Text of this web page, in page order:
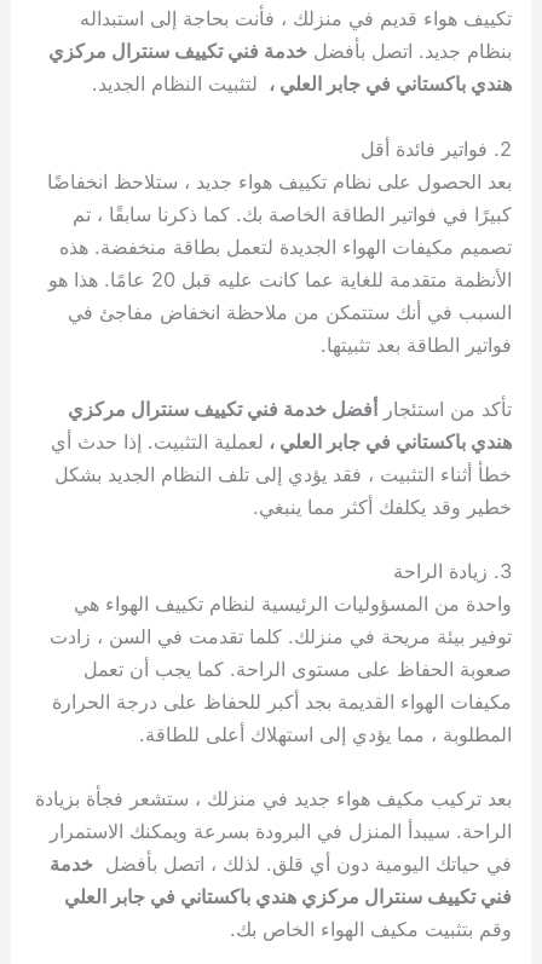
تكييف هواء قديم في منزلك ، فأنت بحاجة إلى استبداله
بنظام جديد. اتصل بأفضلخدمة فني تكييف سنترال مركزي
هندي باكستاني في جابر العلي ، لتثبيت النظام الجديد.
2. فواتير فائدة أقل
بعد الحصول على نظام تكييف هواء جديد ، ستلاحظ انخفاضًا
كبيرًا في فواتير الطاقة الخاصة بك. كما ذكرنا سابقًا ، تم
تصميم مكيفات الهواء الجديدة لتعمل بطاقة منخفضة. هذه
الأنظمة متقدمة للغاية عما كانت عليه قبل 20 عامًا. هذا هو
السبب في أنك ستتمكن من ملاحظة انخفاض مفاجئ في
فواتير الطاقة بعد تثبيتها.
تأكد من استئجارأفضل خدمة فني تكييف سنترال مركزي
هندي باكستاني في جابر العلي ، لعملية التثبيت. إذا حدث أي
خطأ أثناء التثبيت ، فقد يؤدي إلى تلف النظام الجديد بشكل
خطير وقد يكلفك أكثر مما ينبغي.
3. زيادة الراحة
واحدة من المسؤوليات الرئيسية لنظام تكييف الهواء هي
توفير بيئة مريحة في منزلك. كلما تقدمت في السن ، زادت
صعوبة الحفاظ على مستوى الراحة. كما يجب أن تعمل
مكيفات الهواء القديمة بجد أكبر للحفاظ على درجة الحرارة
المطلوبة ، مما يؤدي إلى استهلاك أعلى للطاقة.
بعد تركيب مكيف هواء جديد في منزلك ، ستشعر فجأة بزيادة
الراحة. سيبدأ المنزل في البرودة بسرعة ويمكنك الاستمرار
في حياتك اليومية دون أي قلق. لذلك ، اتصل بأفضلخدمة
فني تكييف سنترال مركزي هندي باكستاني في جابر العلي
وقم بتثبيت مكيف الهواء الخاص بك.